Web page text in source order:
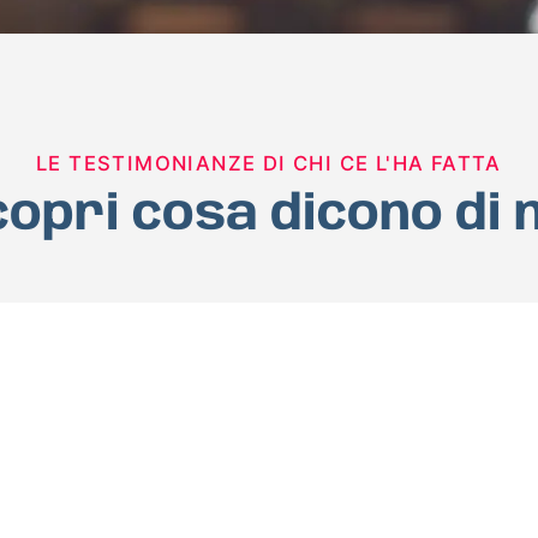
LE TESTIMONIANZE DI CHI CE L'HA FATTA
cosa dicono di